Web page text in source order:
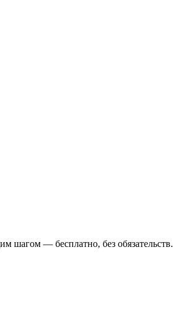
шагом — бесплатно, без обязательств.